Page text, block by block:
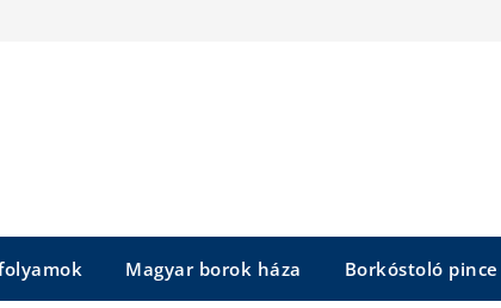
Magyar borok háza Borkóstoló pince